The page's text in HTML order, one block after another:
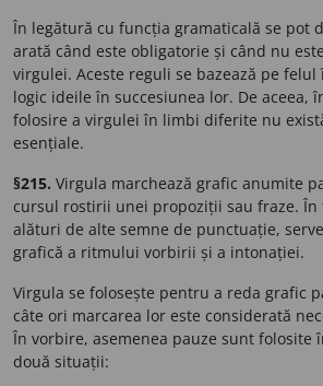
În legătură cu funcția gramaticală se pot
arată când este obligatorie și când nu
virgulei. Aceste reguli se bazează pe
logic ideile în succesiunea lor. De aceea,
folosire a virgulei în limbi diferite nu
esențiale.
§215. Virgula marchează grafic anumite
cursul rostirii unei propoziții sau fraze. În
alături de alte semne de punctuație,
grafică a ritmului vorbirii și a intonației.
Virgula se folosește pentru a reda grafic
câte ori marcarea lor este considerată
În vorbire, asemenea pauze sunt folosite
două situații: